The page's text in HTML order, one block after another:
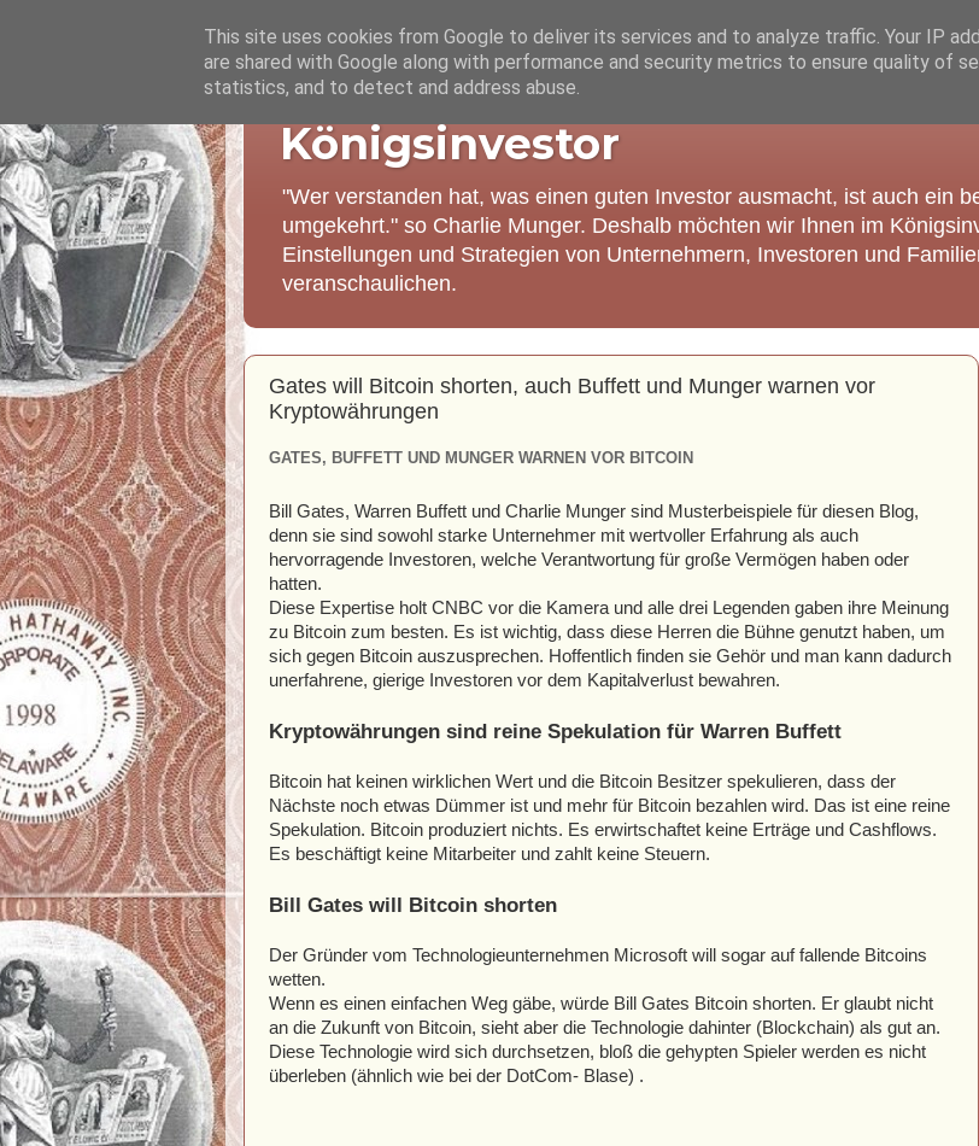
Königsinvestor
"Wer verstanden hat, was einen guten Investor ausmacht, ist auch ein
umgekehrt." so Charlie Munger. Deshalb möchten wir Ihnen im
Einstellungen und Strategien von Unternehmern, Investoren und
veranschaulichen.
Gates will Bitcoin shorten, auch Buffett und Munger warnen vor
Kryptowährungen
GATES, BUFFETT UND MUNGER WARNEN VOR BITCOIN
Bill Gates, Warren Buffett und Charlie Munger sind Musterbeispiele für diesen Blog,
denn sie sind sowohl starke Unternehmer mit wertvoller Erfahrung als auch
hervorragende Investoren, welche Verantwortung für große Vermögen haben oder
hatten.
Diese Expertise holt CNBC vor die Kamera und alle drei Legenden gaben ihre Meinung
zu Bitcoin zum besten. Es ist wichtig, dass diese Herren die Bühne genutzt haben, um
sich gegen Bitcoin auszusprechen. Hoffentlich finden sie Gehör und man kann dadurch
unerfahrene, gierige Investoren vor dem Kapitalverlust bewahren.
Kryptowährungen sind reine Spekulation für Warren Buffett
Bitcoin hat keinen wirklichen Wert und die Bitcoin Besitzer spekulieren, dass der
Nächste noch etwas Dümmer ist und mehr für Bitcoin bezahlen wird. Das ist eine reine
Spekulation. Bitcoin produziert nichts. Es erwirtschaftet keine Erträge und Cashflows.
Es beschäftigt keine Mitarbeiter und zahlt keine Steuern.
Bill Gates will Bitcoin shorten
Der Gründer vom Technologieunternehmen Microsoft will sogar auf fallende Bitcoins
wetten.
Wenn es einen einfachen Weg gäbe, würde Bill Gates Bitcoin shorten. Er glaubt nicht
an die Zukunft von Bitcoin, sieht aber die Technologie dahinter (Blockchain) als gut an.
Diese Technologie wird sich durchsetzen, bloß die gehypten Spieler werden es nicht
überleben (ähnlich wie bei der DotCom- Blase) .
This site uses cookies from Google to deliver its services and to analyze traffic. Your IP
are shared with Google along with performance and security metrics to ensure quality of
statistics, and to detect and address abuse.